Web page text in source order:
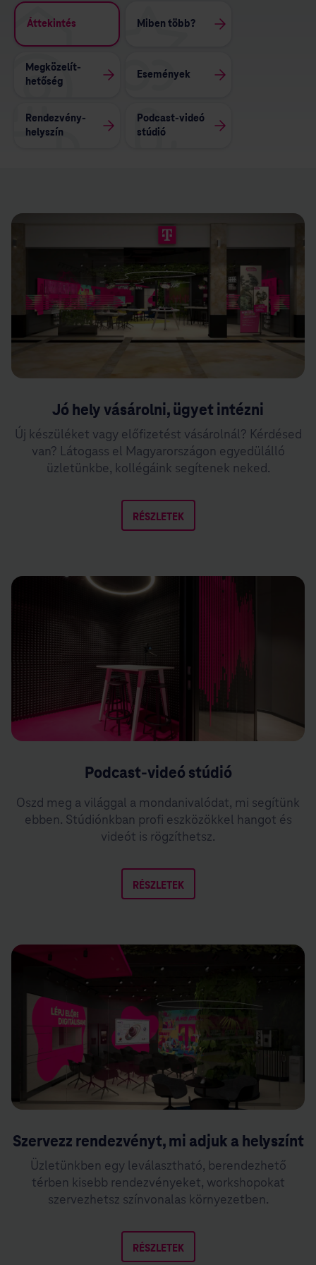
Áttekintés Miben több?
Megközelít­
hetőség
Események
Rendezvény­
helyszín
Podcast-videó
stúdió
Jó hely vásárolni, ügyet intézni
Új készüléket vagy előfizetést vásárolnál? Kérdésed
van? Látogass el Magyarországon egyedülálló
üzletünkbe, kollégáink segítenek neked.
RÉSZLETEK
Podcast-videó stúdió
Oszd meg a világgal a mondanivalódat, mi segítünk
ebben. Stúdiónkban profi eszközökkel hangot és
videót is rögzíthetsz.
RÉSZLETEK
Szervezz rendezvényt, mi adjuk a helyszínt
Üzletünkben egy leválasztható, berendezhető
térben kisebb rendezvényeket, workshopokat
szervezhetsz színvonalas környezetben.
RÉSZLETEK